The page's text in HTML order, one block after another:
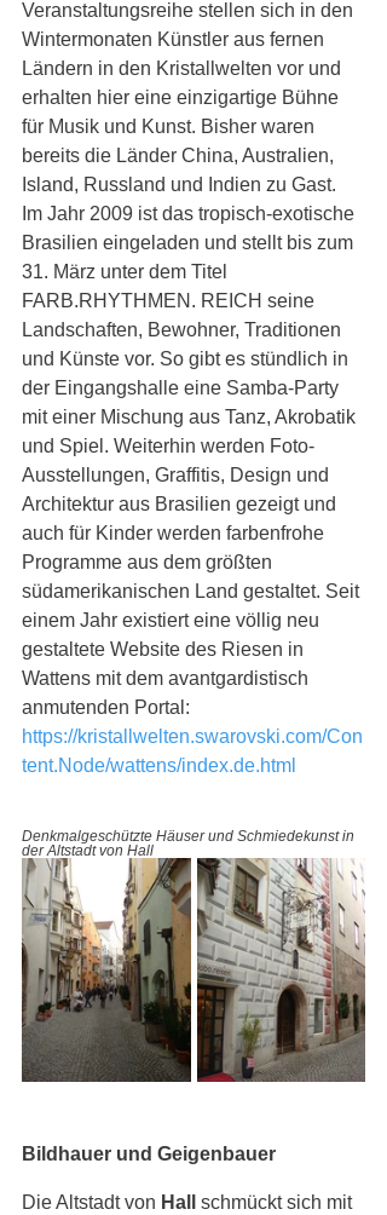
Veranstaltungsreihe stellen sich in den
Wintermonaten Künstler aus fernen
Ländern in den Kristallwelten vor und
erhalten hier eine einzigartige Bühne
für Musik und Kunst. Bisher waren
bereits die Länder China, Australien,
Island, Russland und Indien zu Gast.
Im Jahr 2009 ist das tropisch-exotische
Brasilien eingeladen und stellt bis zum
31. März unter dem Titel
FARB.RHYTHMEN. REICH seine
Landschaften, Bewohner, Traditionen
und Künste vor. So gibt es stündlich in
der Eingangshalle eine Samba-Party
mit einer Mischung aus Tanz, Akrobatik
und Spiel. Weiterhin werden Foto-
Ausstellungen, Graffitis, Design und
Architektur aus Brasilien gezeigt und
auch für Kinder werden farbenfrohe
Programme aus dem größten
südamerikanischen Land gestaltet. Seit
einem Jahr existiert eine völlig neu
gestaltete Website des Riesen in
Wattens mit dem avantgardistisch
anmutenden Portal:
https://kristallwelten.swarovski.com/Con
tent.Node/wattens/index.de.html
Denkmalgeschützte Häuser und Schmiedekunst in
der Altstadt von Hall
Bildhauer und Geigenbauer
Die Altstadt von Hall
schmückt sich mit